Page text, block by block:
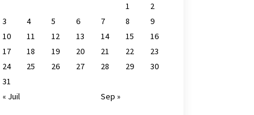
1
2
3
4 5 6 7 8
9
10
11 12 13 14 15
16
17
18 19 20 21 22
23
24
25 26 27 28 29
30
31
« Juil
Sep »